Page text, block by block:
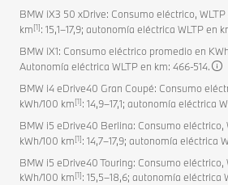
BMW iX3 50 xDrive: Consumo eléctrico,
km[1]: 15,1–17,9; autonomía eléctrica WLTP en
BMW iX1: Consumo eléctrico promedio en
Autonomía eléctrica WLTP en km: 466-514.
BMW i4 eDrive40 Gran Coupé: Consumo
kWh/100 km[1]: 14,9–17,1; autonomía eléctrica
BMW i5 eDrive40 Berlina: Consumo eléctrico,
kWh/100 km[1]: 14,7–17,9; autonomía eléctrica
BMW i5 eDrive40 Touring: Consumo eléctrico,
kWh/100 km[1]: 15,5–18,6; autonomía eléctrica